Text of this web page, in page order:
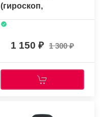
(гироскоп,
голосовое
управление)
1 150 1 300